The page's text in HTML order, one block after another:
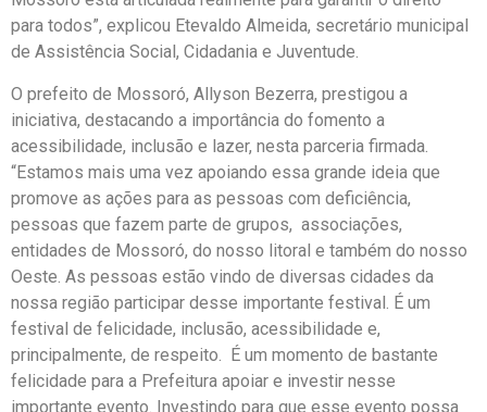
para todos”, explicou Etevaldo Almeida, secretário municipal
de Assistência Social, Cidadania e Juventude.
O prefeito de Mossoró, Allyson Bezerra, prestigou a
iniciativa, destacando a importância do fomento a
acessibilidade, inclusão e lazer, nesta parceria firmada.
“Estamos mais uma vez apoiando essa grande ideia que
promove as ações para as pessoas com deficiência,
pessoas que fazem parte de grupos, associações,
entidades de Mossoró, do nosso litoral e também do nosso
Oeste. As pessoas estão vindo de diversas cidades da
nossa região participar desse importante festival. É um
festival de felicidade, inclusão, acessibilidade e,
principalmente, de respeito. É um momento de bastante
felicidade para a Prefeitura apoiar e investir nesse
importante evento. Investindo para que esse evento possa